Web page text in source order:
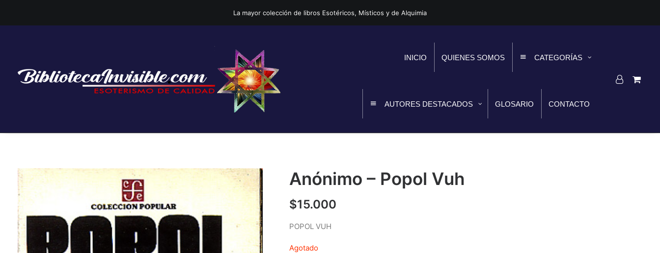
La mayor colección de libros Esotéricos, Místicos y de Alquimia
INICIO QUIENES SOMOS CATEGORÍAS
AUTORES DESTACADOS GLOSARIO CONTACTO
Anónimo – Popol Vuh
$15.000
POPOL VUH
Agotado